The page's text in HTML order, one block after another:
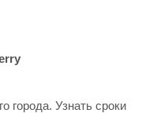
города. Узнать сроки